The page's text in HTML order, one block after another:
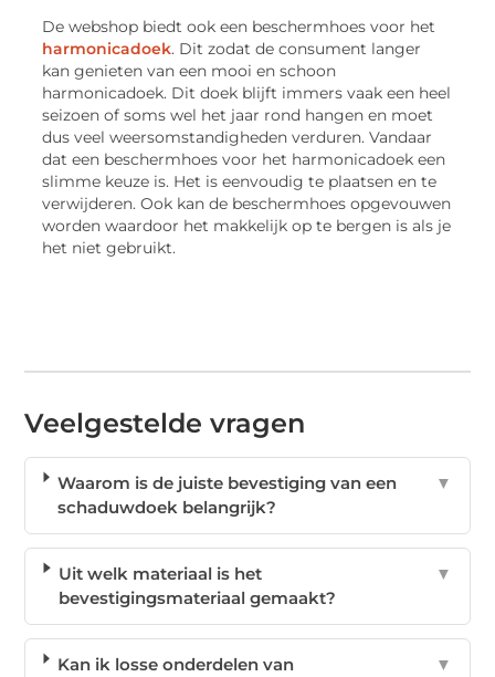
De webshop biedt ook een beschermhoes voor het
harmonicadoek. Dit zodat de consument langer
kan genieten van een mooi en schoon
harmonicadoek. Dit doek blijft immers vaak een heel
seizoen of soms wel het jaar rond hangen en moet
dus veel weersomstandigheden verduren. Vandaar
dat een beschermhoes voor het harmonicadoek een
slimme keuze is. Het is eenvoudig te plaatsen en te
verwijderen. Ook kan de beschermhoes opgevouwen
worden waardoor het makkelijk op te bergen is als je
het niet gebruikt.
Veelgestelde vragen
Waarom is de juiste bevestiging van een
schaduwdoek belangrijk?
▼
Uit welk materiaal is het
bevestigingsmateriaal gemaakt?
▼
Kan ik losse onderdelen van
▼